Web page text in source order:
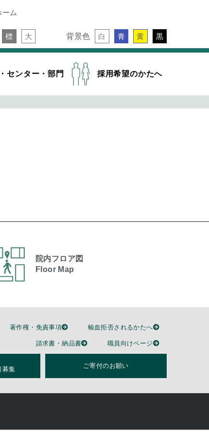
ーム
標 大 背景色 白 青 黄 黒
センター・部門 採用希望のかたへ
院内フロア図
Floor Map
著作権・免責事項 輸血拒否されるかたへ
請求書・納品書 職員向けページ
募集
ご寄付のお願い